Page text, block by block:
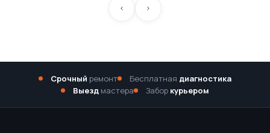
Срочный ремонт Бесплатная диагностика
Выезд мастера Забор курьером